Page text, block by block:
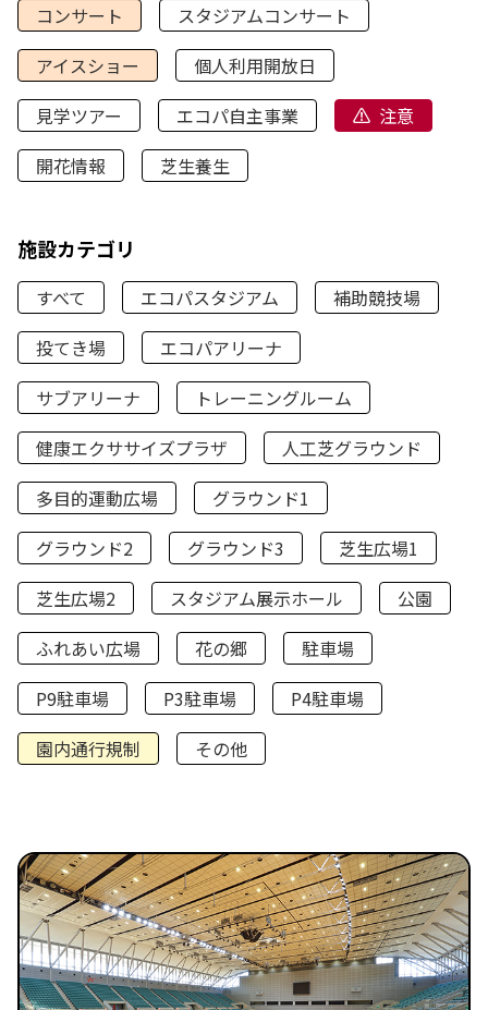
コンサート
スタジアムコンサート
アイスショー
個人利用開放日
見学ツアー
エコパ自主事業
注意
開花情報
芝生養生
施設カテゴリ
すべて エコパスタジアム
補助競技場
投てき場
エコパアリーナ
サブアリーナ
トレーニングルーム
健康エクササイズプラザ
人工芝グラウンド
多目的運動広場
グラウンド1
グラウンド2
グラウンド3
芝生広場1
芝生広場2
スタジアム展示ホール
公園
ふれあい広場
花の郷
駐車場
P9駐車場
P3駐車場
P4駐車場
園内通行規制
その他